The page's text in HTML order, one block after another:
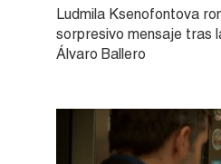
Ludmila Ksenofontova
sorpresivo mensaje tras
Álvaro Ballero